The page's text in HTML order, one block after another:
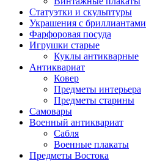
Статуэтки и скульптуры
Украшения с бриллиантами
Фарфоровая посуда
Игрушки старые
Куклы антикварные
Антиквариат
Ковер
Предметы интерьера
Предметы старины
Самовары
Военный антиквариат
Сабля
Военные плакаты
Предметы Востока